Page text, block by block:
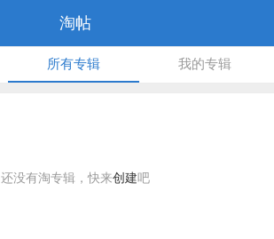
淘帖
所有专辑 我的专辑
还没有淘专辑，快来创建吧